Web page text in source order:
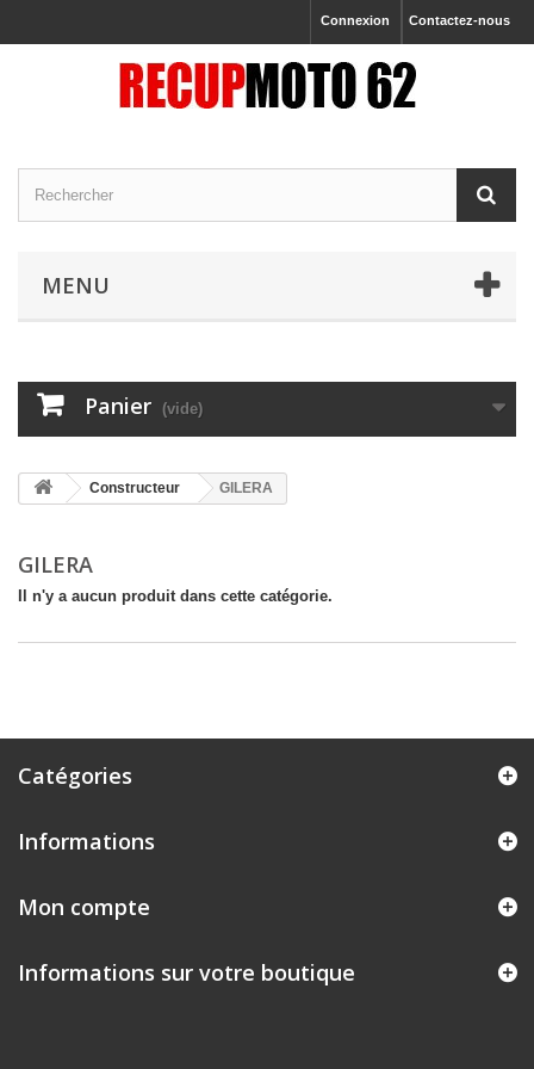
Contactez-nous
Connexion
MENU
Panier (vide)
Constructeur GILERA
GILERA
Il n'y a aucun produit dans cette catégorie.
Catégories
Informations
Mon compte
Informations sur votre boutique